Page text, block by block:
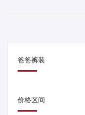
爸爸裤装
价格区间